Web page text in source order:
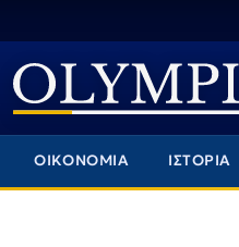
ΟΙΚΟΝΟΜΙΑ ΙΣΤΟΡΙΑ